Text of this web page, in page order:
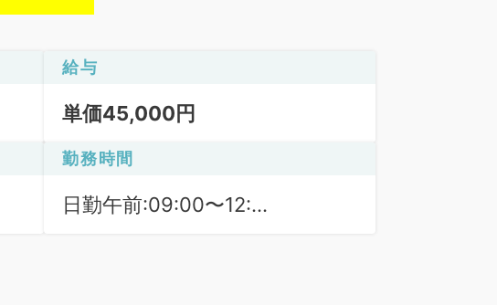
給与
単価45,000円
勤務時間
日勤午前:09:00〜12:30